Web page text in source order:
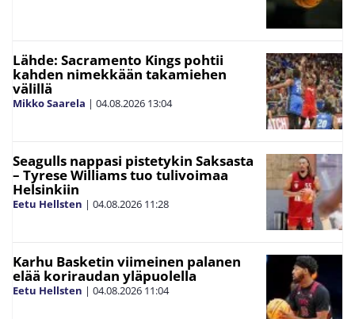
Lähde: Sacramento Kings pohtii
kahden nimekkään takamiehen
välillä
Mikko Saarela | 04.08.2026 13:04
Seagulls nappasi pistetykin Saksasta
– Tyrese Williams tuo tulivoimaa
Helsinkiin
Eetu Hellsten | 04.08.2026 11:28
Karhu Basketin viimeinen palanen
elää koriraudan yläpuolella
Eetu Hellsten | 04.08.2026 11:04